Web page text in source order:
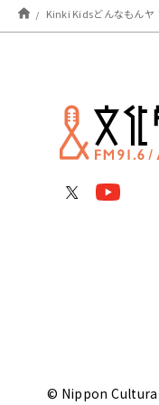
Kinki Kidsどんなもんヤ
© Nippon